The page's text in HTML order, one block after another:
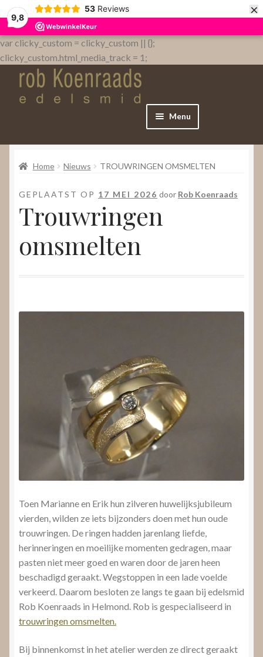
9,8
53 Reviews ×
var clicky_custom = clicky_custom || {};
clicky_custom.html_media_track = 1;
Menu
Home
Over
uitvouwen
Home Nieuws TROUWRINGEN OMSMELTEN
GEPLAATST OP 17 MEI 2026 door Rob Koenraads
Trouwringen
omsmelten
Toen Marianne en Erik hun zilveren huwelijksjubileum
vierden, wilden ze iets bijzonders doen met hun oude
trouwringen. De ringen hadden jarenlang liefde,
herinneringen en moeilijke momenten gedragen, maar
pasten niet meer goed en waren door de jaren heen
beschadigd geraakt. Wegstoppen in een lade voelde
verkeerd. Daarom besloten ze langs te gaan bij edelsmid
Rob Koenraads in Helmond. Rob is gespecialiseerd in
trouwringen omsmelten.
Bij binnenkomst in het atelier werden ze direct geraakt